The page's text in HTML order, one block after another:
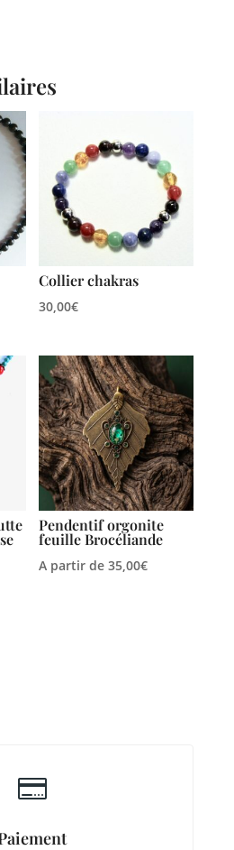
Collier chakras
30,00€
Pendentif orgonite
feuille Brocéliande
A partir de35,00€
